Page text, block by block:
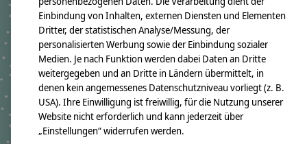
Immer dabei ist ein Namensanhänger aus Holzwürfeln
Füllung:
allergikerfreundliche silikonisierte Polyesterfaserbällchen OEKO-TEX
100
Pflegehinweis:
Waschbar bei 30°C Schonwäsche, nicht trocknergeeignet
Sicherheitshinweise:
Die angehangenen Holzwürfel sind nicht für Kinder unter 3 Jahren
geeignet.
Angaben zum Hersteller:
crêpes suzette GmbH & Co. KG
Einbindung von Inhalten, externen Diensten und Elementen
Dritter, der statistischen Analyse/Messung, der
personalisierten Werbung sowie der Einbindung sozialer
Medien. Je nach Funktion werden dabei Daten an Dritte
weitergegeben und an Dritte in Ländern übermittelt, in
denen kein angemessenes Datenschutzniveau vorliegt (z. B.
USA). Ihre Einwilligung ist freiwillig, für die Nutzung unserer
Website nicht erforderlich und kann jederzeit über
„Einstellungen“ widerrufen werden.